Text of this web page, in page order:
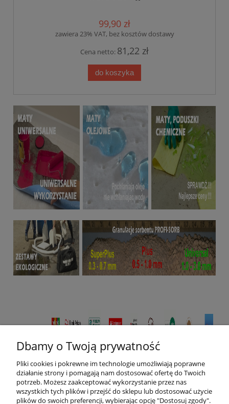
99,90 zł
zawiera 23% VAT, bez kosztów dostawy
Cena netto: 81,22 zł
do koszyka
Dbamy o Twoją prywatność
Pliki cookies i pokrewne im technologie umożliwiają poprawne
działanie strony i pomagają nam dostosować ofertę do Twoich
potrzeb. Możesz zaakceptować wykorzystanie przez nas
wszystkich tych plików i przejść do sklepu lub dostosować użycie
plików do swoich preferencji, wybierając opcję "Dostosuj zgody".